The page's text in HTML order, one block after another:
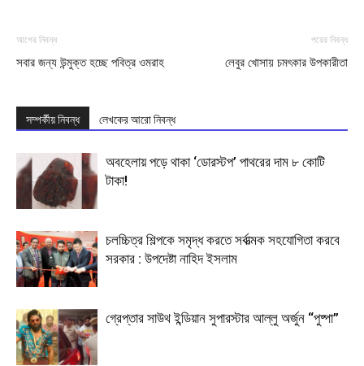
আগের নিবন্ধ
সবার জন্য উন্মুক্ত হচ্ছে পবিত্র ওমরাহ
পরের নিবন্ধ
লেবুর খোসায় চমৎকার উপকারীতা
সম্পর্কীয় নিবন্ধ লেখকের আরো নিবন্ধ
অবহেলায় পড়ে থাকা ‘ডোরস্টপ’ পাথরের দাম ৮ কোটি
টাকা!
চলচ্চিত্র শিল্পকে সমৃদ্ধ করতে সর্বাত্মক সহযোগিতা করবে
সরকার : উপদেষ্টা নাহিদ ইসলাম
গ্রেপ্তার সাউথ ইন্ডিয়ান সুপারস্টার আল্লু অর্জুন “পুষ্পা”